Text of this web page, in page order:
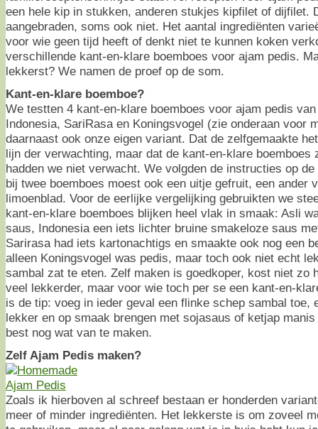
een hele kip in stukken, anderen stukjes kipfilet of dijfilet.
aangebraden, soms ook niet. Het aantal ingrediënten
voor wie geen tijd heeft of denkt niet te kunnen koken
verschillende kant-en-klare boemboes voor ajam pedis.
lekkerst? We namen de proef op de som.
Kant-en-klare boemboe?
We testten 4 kant-en-klare boemboes voor ajam pedis
Indonesia, SariRasa en Koningsvogel (zie onderaan voor
daarnaast ook onze eigen variant. Dat de zelfgemaakte
lijn der verwachting, maar dat de kant-en-klare boemboes
hadden we niet verwacht. We volgden de instructies op
bij twee boemboes moest ook een uitje gefruit, een ander
limoenblad. Voor de eerlijke vergelijking gebruikten we
kant-en-klare boemboes blijken heel vlak in smaak: Asli
saus, Indonesia een iets lichter bruine smakeloze saus
Sarirasa had iets kartonachtigs en smaakte ook nog een
alleen Koningsvogel was pedis, maar toch ook niet echt
sambal zat te eten. Zelf maken is goedkoper, kost niet zo
veel lekkerder, maar voor wie toch per se een kant-en-
is de tip: voeg in ieder geval een flinke schep sambal toe,
lekker en op smaak brengen met sojasaus of ketjap
best nog wat van te maken.
Zelf Ajam Pedis maken?
Zoals ik hierboven al schreef bestaan er honderden
meer of minder ingrediënten. Het lekkerste is om zoveel